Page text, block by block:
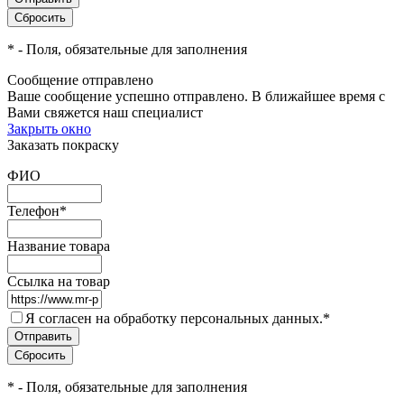
* - Поля, обязательные для заполнения
Сообщение отправлено
Ваше сообщение успешно отправлено. В ближайшее время с
Вами свяжется наш специалист
Закрыть окно
Заказать покраску
ФИО
Телефон*
Название товара
Ссылка на товар
Я согласен на обработку персональных данных.*
* - Поля, обязательные для заполнения